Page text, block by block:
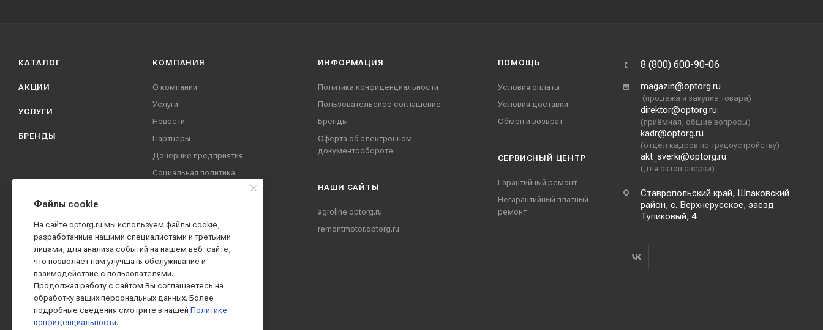
КАТАЛОГ
АКЦИИ
УСЛУГИ
БРЕНДЫ
КОМПАНИЯ
О компании
Услуги
Новости
Партнеры
Дочерние предприятия
Социальная политика
Вакансии
Реквизиты
Контакты
ИНФОРМАЦИЯ
Политика конфиденциальности
Пользовательское соглашение
Бренды
Оферта об электронном
документообороте
НАШИ CАЙТЫ
agroline.optorg.ru
remontmotor.optorg.ru
ПОМОЩЬ
Условия оплаты
Условия доставки
Обмен и возврат
СЕРВИСНЫЙ ЦЕНТР
Гарантийный ремонт
Негарантийный платный
ремонт
8 (800) 600-90-06
magazin@optorg.ru
(продажа и закупка товара)
direktor@optorg.ru
(приёмная, общие вопросы)
kadr@optorg.ru
(отдел кадров по трудоустройству)
akt_sverki@optorg.ru
(для актов сверки)
Ставропольский край, Шпаковский
район, с. Верхнерусское, заезд
Тупиковый, 4
Файлы cookie
На сайте optorg.ru мы используем файлы cookie,
разработанные нашими специалистами и третьими
лицами, для анализа событий на нашем веб-сайте,
что позволяет нам улучшать обслуживание и
взаимодействие с пользователями.
Продолжая работу с сайтом Вы соглашаетесь на
обработку ваших персональных данных. Более
подробные сведения смотрите в нашей Политике
конфиденциальности.